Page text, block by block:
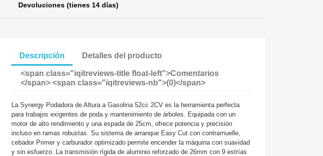
Devoluciones (tienes 14 días)
Descripción Detalles del producto
<span class="iqitreviews-title float-left">Comentarios
</span> <span class="iqitreviews-nb">(0)</span>
La Synergy Podadora de Altura a Gasolina 52cc 2CV es la herramienta perfecta
para trabajos exigentes de poda y mantenimiento de árboles. Equipada con un
motor de alto rendimiento y una espada de 25cm, ofrece potencia y precisión
incluso en ramas robustas. Su sistema de arranque Easy Cut con contramuelle,
cebador Primer y carburador optimizado permite encender la máquina con suavidad
y sin esfuerzo. La transmisión rígida de aluminio reforzado de 26mm con 9 estrías